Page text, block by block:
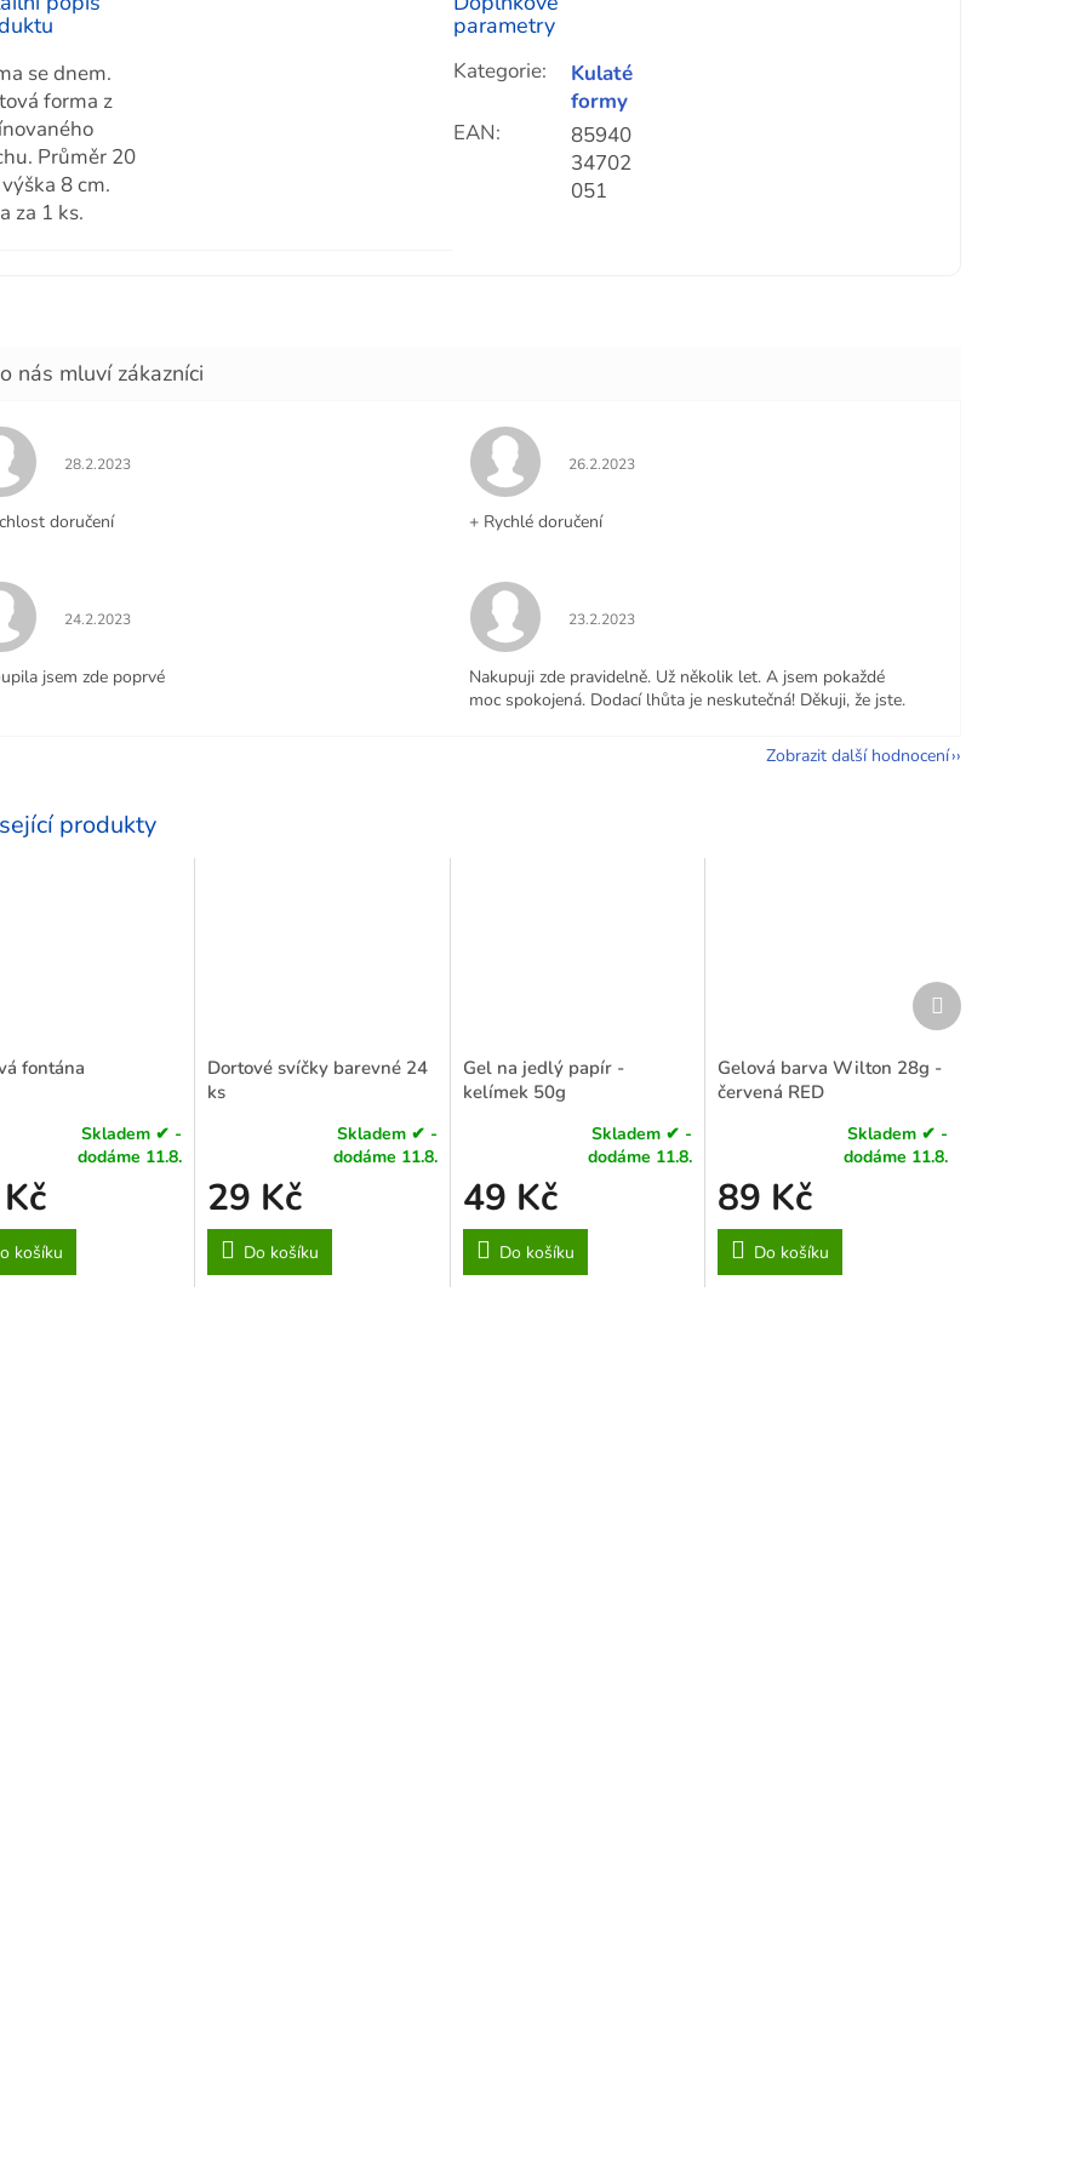
produkty
fontána
Skladem ✔ -
dodáme 11.8.
košíku
Dortové svíčky barevné 24
ks
produktu
je
5,0
Skladem ✔ -
dodáme 11.8.
29 Kč
Do košíku
Gel na jedlý papír -
kelímek 50g
produktu
4,4
Skladem ✔ -
dodáme 11.8.
49 Kč
Do košíku
Gelová barva Wilton 28g -
červená RED
produktu
je
4,1
Skladem ✔ -
dodáme 11.8.
89 Kč
Do košíku
Další
produkt
se dnem.
forma z
Průměr 20
8 cm.
za 1 ks.
parametry
Kategorie:
Kulaté
formy
EAN:
85940
34702
051
Hodnocení obchodu je 5 z 5 hvězdiček.
28.2.2023
doručení
Hodnocení obchodu je 5 z 5 hvězdiček.
26.2.2023
+ Rychlé doručení
Hodnocení obchodu je 5 z 5 hvězdiček.
24.2.2023
jsem zde poprvé
Hodnocení obchodu je 5 z 5 hvězdiček.
23.2.2023
Nakupuji zde pravidelně. Už několik let. A jsem pokaždé
moc spokojená. Dodací lhůta je neskutečná! Děkuji, že jste.
Zobrazit další hodnocení